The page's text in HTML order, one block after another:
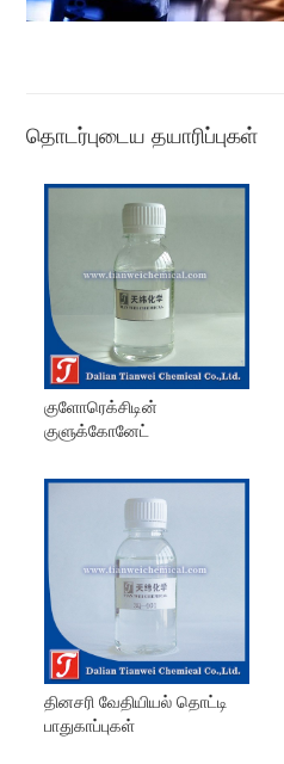
தொடர்புடைய தயாரிப்புகள்
குளோரெக்சிடின்
குளுக்கோனேட்
தினசரி வேதியியல் தொட்டி
பாதுகாப்புகள்